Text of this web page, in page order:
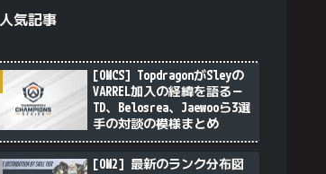
人気記事
[OWCS] TopdragonがSleyの
VARREL加入の経緯を語る－
TD、Belosrea、Jaewooら3選
手の対談の模様まとめ
[OW2] 最新のランク分布図